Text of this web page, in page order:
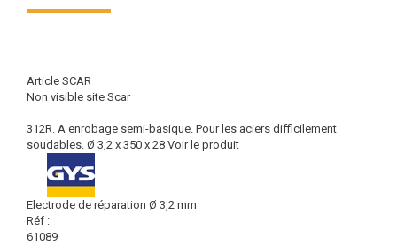
Article SCAR
Non visible site Scar
312R. A enrobage semi-basique. Pour les aciers difficilement
soudables. Ø 3,2 x 350 x 28 Voir le produit
Electrode de réparation Ø 3,2 mm
Réf :
61089